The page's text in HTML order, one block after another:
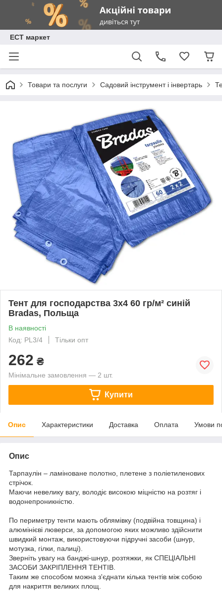
ЕСТ маркет
Товари та послуги Садовий інструмент і інвертарь
Тент для господарства 3х4 60 гр/м² синій
Bradas, Польща
В наявності
Код: PL3/4
Тільки опт
262 ₴
Мінімальне замовлення — 2 шт.
Купити
Опис Характеристики Доставка Оплата Умови
Опис
Тарпаулін – ламіноване полотно, плетене з поліетиленових
стрічок.
Маючи невелику вагу, володіє високою міцністю на розтяг і
водонепроникністю.
По периметру тенти мають облямівку (подвійна товщина) і
алюмінієві люверси, за допомогою яких можливо здійснити
швидкий монтаж, використовуючи підручні засоби (шнур,
мотузка, гілки, палиці).
Зверніть увагу на банджі-шнур, розтяжки, як СПЕЦІАЛЬНІ
ЗАСОБИ ЗАКРІПЛЕННЯ ТЕНТІВ.
Таким же способом можна з'єднати кілька тентів між собою
для накриття великих площ.